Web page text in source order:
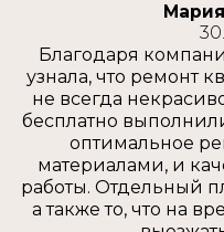
Благодаря
узнала, что ремонт
не всегда
бесплатно
оптимальное
материалами, и
работы. Отдельный
а также то, что на